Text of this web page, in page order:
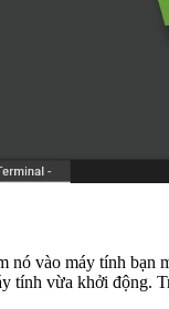
nó vào máy tính bạn
tính vừa khởi động.